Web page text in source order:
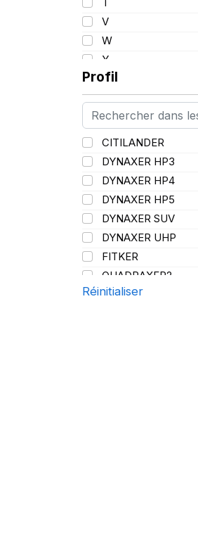
105
107/105
109
109/106
109/107
110/108
112A8/109B
114/111
115/113
116/113
116/114
127/127
144/141
V
W
Y
Profil
CITILANDER
DYNAXER HP3
DYNAXER HP4
DYNAXER HP5
DYNAXER SUV
DYNAXER UHP
FITKER
QUADRAXER2
SUP 8L
Réinitialiser